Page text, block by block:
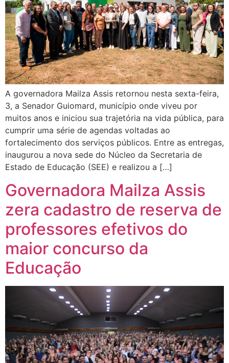
A governadora Mailza Assis retornou nesta sexta-feira,
3, a Senador Guiomard, município onde viveu por
muitos anos e iniciou sua trajetória na vida pública, para
cumprir uma série de agendas voltadas ao
fortalecimento dos serviços públicos. Entre as entregas,
inaugurou a nova sede do Núcleo da Secretaria de
Estado de Educação (SEE) e realizou a […]
Governadora Mailza Assis
zera cadastro de reserva de
professores efetivos do
maior concurso da
Educação